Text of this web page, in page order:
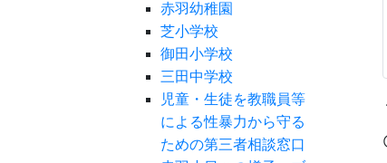
赤羽幼稚園
芝小学校
御田小学校
三田中学校
児童・生徒を教職員等
による性暴力から守る
ための第三者相談窓口